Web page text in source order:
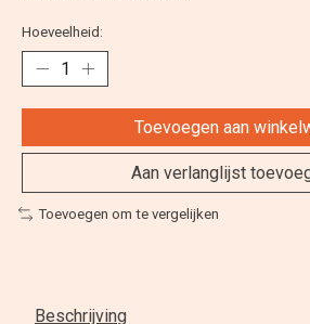
Hoeveelheid:
Toevoegen aan
Aan verlanglijst
Toevoegen om te vergelijken
Beschrijving